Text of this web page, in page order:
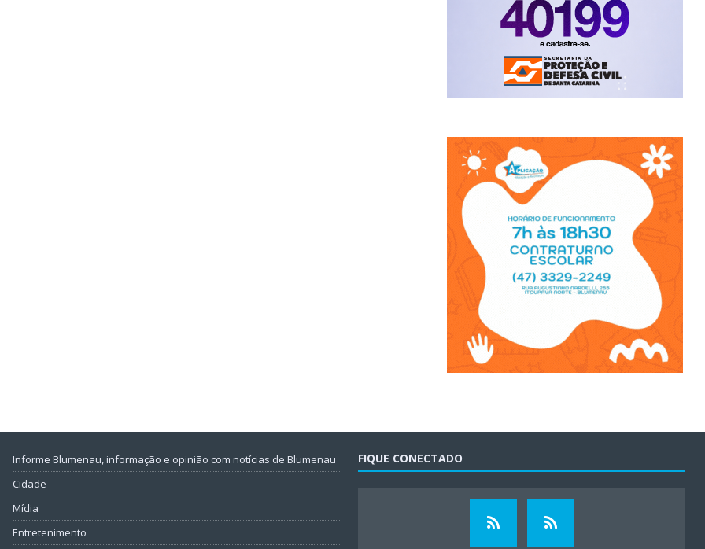
Informe Blumenau, informação e opinião com notícias de Blumenau
Cidade
Mídia
Entretenimento
FIQUE CONECTADO